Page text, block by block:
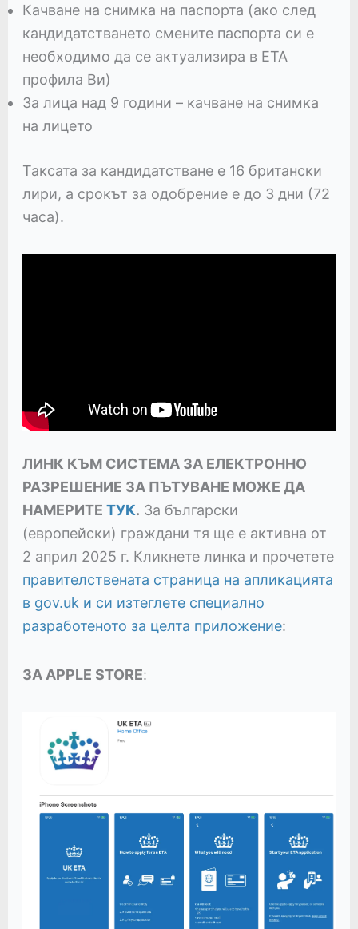
Качване на снимка на паспорта (ако след
кандидатстването смените паспорта си е
необходимо да се актуализира в ЕТА
профила Ви)
За лица над 9 години – качване на снимка
на лицето
Таксата за кандидатстване е 16 британски
лири, а срокът за одобрение е до 3 дни (72
часа).
ЛИНК КЪМ СИСТЕМА ЗА ЕЛЕКТРОННО
РАЗРЕШЕНИЕ ЗА ПЪТУВАНЕ МОЖЕ ДА
НАМЕРИТЕ ТУК. За български
(европейски) граждани тя ще е активна от
2 април 2025 г. Кликнете линка и прочетете
правителствената страница на апликацията
в gov.uk и си изтеглете специално
разработеното за целта приложение:
ЗА APPLE STORE: